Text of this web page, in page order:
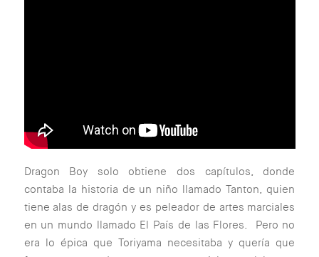
Dragon Boy solo obtiene dos capítulos, donde
contaba la historia de un niño llamado Tanton, quien
tiene alas de dragón y es peleador de artes marciales
en un mundo llamado El País de las Flores. Pero no
era lo épica que Toriyama necesitaba y quería que